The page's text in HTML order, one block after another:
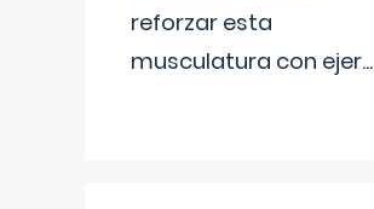
reforzar esta
musculatura con ejer...